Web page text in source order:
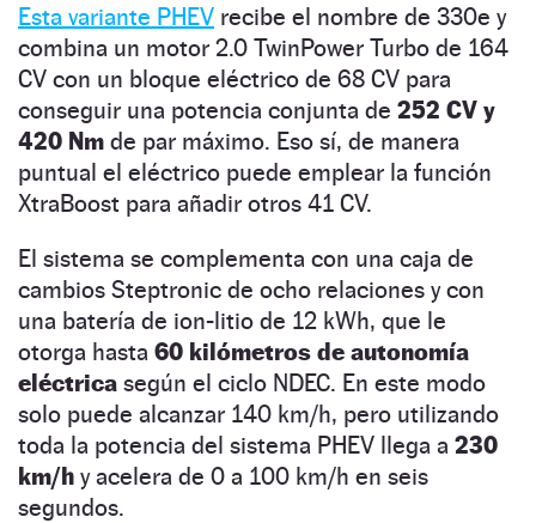
Esta variante PHEV recibe el nombre de 330e y
combina un motor 2.0 TwinPower Turbo de 164
CV con un bloque eléctrico de 68 CV para
conseguir una potencia conjunta de 252 CV y
420 Nm de par máximo. Eso sí, de manera
puntual el eléctrico puede emplear la función
XtraBoost para añadir otros 41 CV.
El sistema se complementa con una caja de
cambios Steptronic de ocho relaciones y con
una batería de ion-litio de 12 kWh, que le
otorga hasta 60 kilómetros de autonomía
eléctrica según el ciclo NDEC. En este modo
solo puede alcanzar 140 km/h, pero utilizando
toda la potencia del sistema PHEV llega a 230
km/h y acelera de 0 a 100 km/h en seis
segundos.